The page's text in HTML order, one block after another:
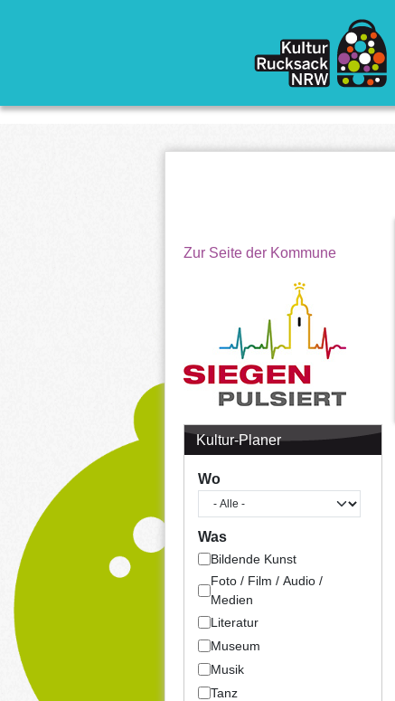
Zur Seite der Kommune
Kultur-Planer
Wo
Was
Bildende Kunst
Foto / Film / Audio /
Medien
Literatur
Museum
Musik
Tanz